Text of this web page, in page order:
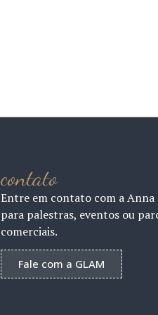
contato
Entre em contato com a Anna
para palestras, eventos ou
comerciais.
Fale com a GLAM